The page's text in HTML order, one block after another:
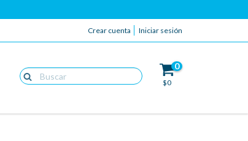
Crear cuenta Iniciar sesión
0
$0